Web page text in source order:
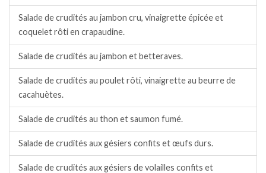
Salade de crudités au jambon cru, vinaigrette épicée et
coquelet rôti en crapaudine.
Salade de crudités au jambon et betteraves.
Salade de crudités au poulet rôti, vinaigrette au beurre de
cacahuètes.
Salade de crudités au thon et saumon fumé.
Salade de crudités aux gésiers confits et œufs durs.
Salade de crudités aux gésiers de volailles confits et